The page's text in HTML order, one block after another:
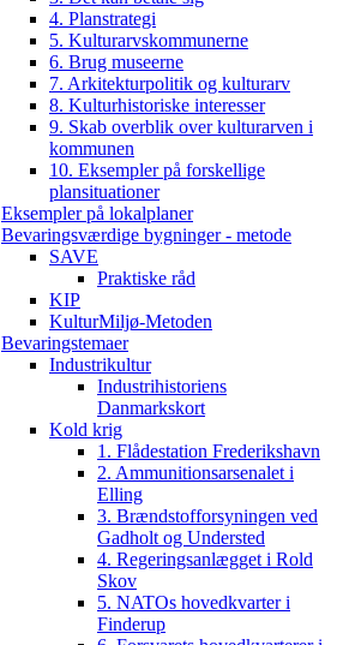
4. Planstrategi
5. Kulturarvskommunerne
6. Brug museerne
7. Arkitekturpolitik og kulturarv
8. Kulturhistoriske interesser
9. Skab overblik over kulturarven i
kommunen
10. Eksempler på forskellige
plansituationer
Eksempler på lokalplaner
Bevaringsværdige bygninger - metode
SAVE
Praktiske råd
KIP
KulturMiljø-Metoden
Bevaringstemaer
Industrikultur
Industrihistoriens
Danmarkskort
Kold krig
1. Flådestation Frederikshavn
2. Ammunitionsarsenalet i
Elling
3. Brændstofforsyningen ved
Gadholt og Understed
4. Regeringsanlægget i Rold
Skov
5. NATOs hovedkvarter i
Finderup